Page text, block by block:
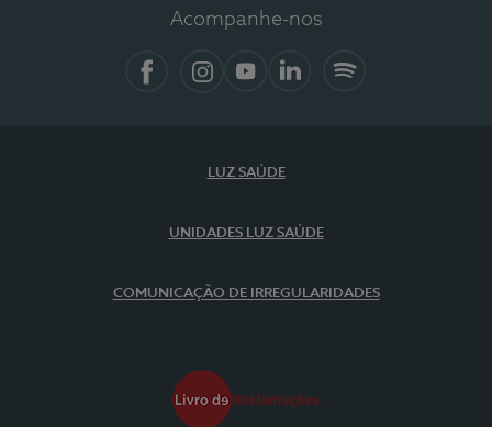
Acompanhe-nos
LUZ SAÚDE
UNIDADES LUZ SAÚDE
COMUNICAÇÃO DE IRREGULARIDADES